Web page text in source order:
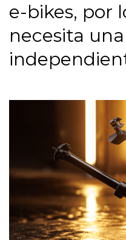
e-bikes, por
necesita